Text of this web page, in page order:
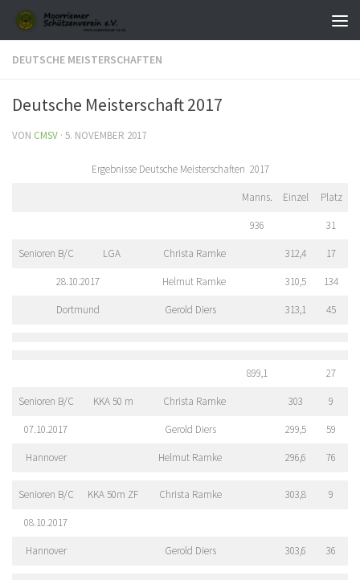
Zum Inhalt springen
DEUTSCHE MEISTERSCHAFTEN
Deutsche Meisterschaft 2017
VON CMSV · 5. NOVEMBER 2017
Ergebnisse Deutsche Meisterschaften 2017
Manns. Einzel Platz
936 31
Senioren B/C LGA Christa Ramke 312,4 17
28.10.2017 Helmut Ramke 310,5 134
Dortmund Gerold Diers 313,1 45
899,1 27
Senioren B/C KKA 50 m Christa Ramke 303 9
07.10.2017 Gerold Diers 299,5 59
Hannover Helmut Ramke 296,6 76
Senioren B/C KKA 50m ZF Christa Ramke 303,8 9
08.10.2017
Hannover Gerold Diers 303,6 36